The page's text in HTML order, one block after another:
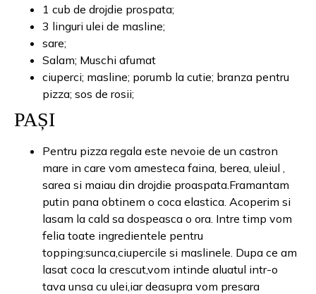
1 cub de drojdie prospata;
3 linguri ulei de masline;
sare;
Salam; Muschi afumat
ciuperci; masline; porumb la cutie; branza pentru
pizza; sos de rosii;
PAȘI
Pentru pizza regala este nevoie de un castron
mare in care vom amesteca faina, berea, uleiul ,
sarea si maiau din drojdie proaspata.Framantam
putin pana obtinem o coca elastica. Acoperim si
lasam la cald sa dospeasca o ora. Intre timp vom
felia toate ingredientele pentru
topping:sunca,ciupercile si maslinele. Dupa ce am
lasat coca la crescut,vom intinde aluatul intr-o
tava unsa cu ulei,iar deasupra vom presara